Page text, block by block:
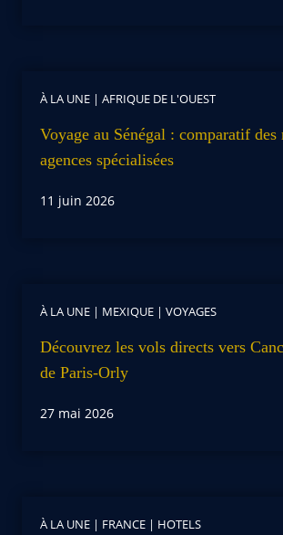
À LA UNE | AFRIQUE DE L'OUEST
Voyage au Sénégal : comparatif des
agences spécialisées
11 juin 2026
À LA UNE | MEXIQUE | VOYAGES
Découvrez les vols directs vers
de Paris-Orly
27 mai 2026
À LA UNE | FRANCE | HOTELS